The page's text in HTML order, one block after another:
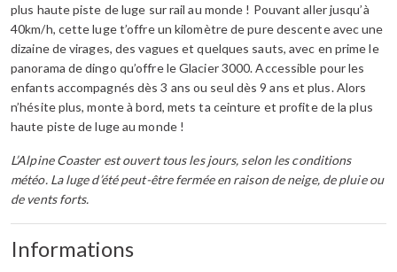
plus haute piste de luge sur rail au monde ! Pouvant aller jusqu’à
40km/h, cette luge t’offre un kilomètre de pure descente avec une
dizaine de virages, des vagues et quelques sauts, avec en prime le
panorama de dingo qu’offre le Glacier 3000. Accessible pour les
enfants accompagnés dès 3 ans ou seul dès 9 ans et plus. Alors
n’hésite plus, monte à bord, mets ta ceinture et profite de la plus
haute piste de luge au monde !
L’Alpine Coaster est ouvert tous les jours, selon les conditions
météo. La luge d’été peut-être fermée en raison de neige, de pluie ou
de vents forts.
Informations